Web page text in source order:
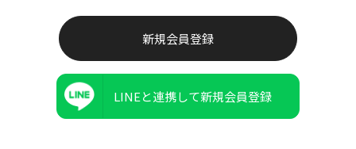
LINEと連携して新規会員登録